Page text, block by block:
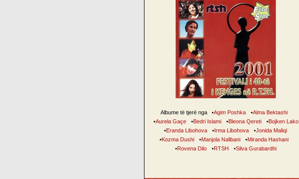
Albume të tjerë nga •Agim Poshka •Alma Bektashi
•Aurela Gaçe •Bedri Islami •Bleona Qereti •Bojken Lako
•Eranda Libohova •Irma Libohova •Jonida Maliqi
•Kozma Dushi •Manjola Nallbani •Miranda Hashani
•Rovena Dilo •RTSH •Silva Gurabardhi